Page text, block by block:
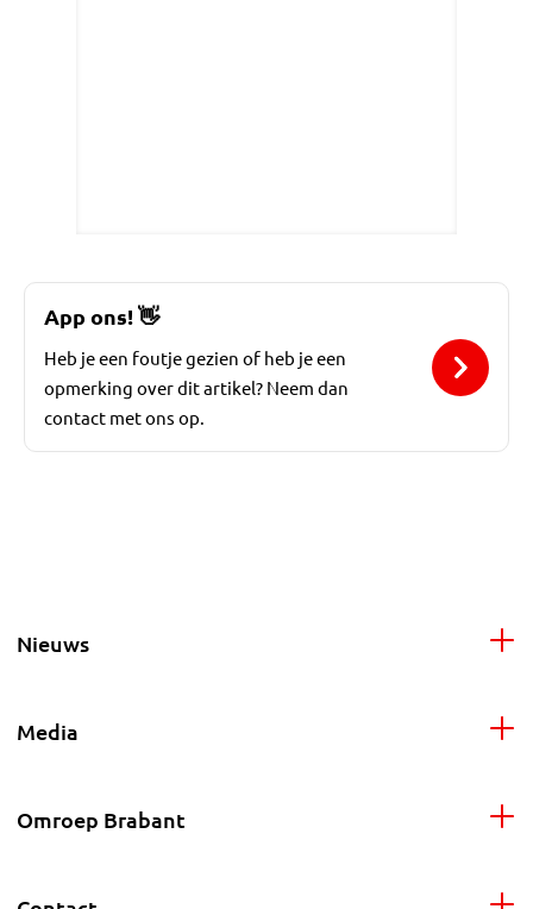
App ons!👋
Heb je een foutje gezien of heb je een
opmerking over dit artikel? Neem dan
contact met ons op.
Nieuws
Media
Omroep Brabant